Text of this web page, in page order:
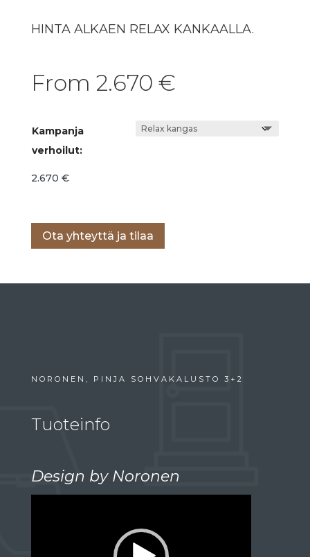
HINTA ALKAEN RELAX KANKAALLA.
From 2.670 €
Kampanja
verhoilut:
2.670 €
Ota yhteyttä ja tilaa
NORONEN, PINJA SOHVAKALUSTO 3+2
Tuoteinfo
Design by Noronen